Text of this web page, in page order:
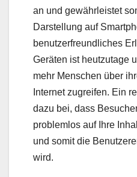
an und gewährleistet
Darstellung auf
benutzerfreundliches
Geräten ist heutzutage
mehr Menschen über
Internet zugreifen. Ein
dazu bei, dass
problemlos auf Ihre
und somit die
wird.